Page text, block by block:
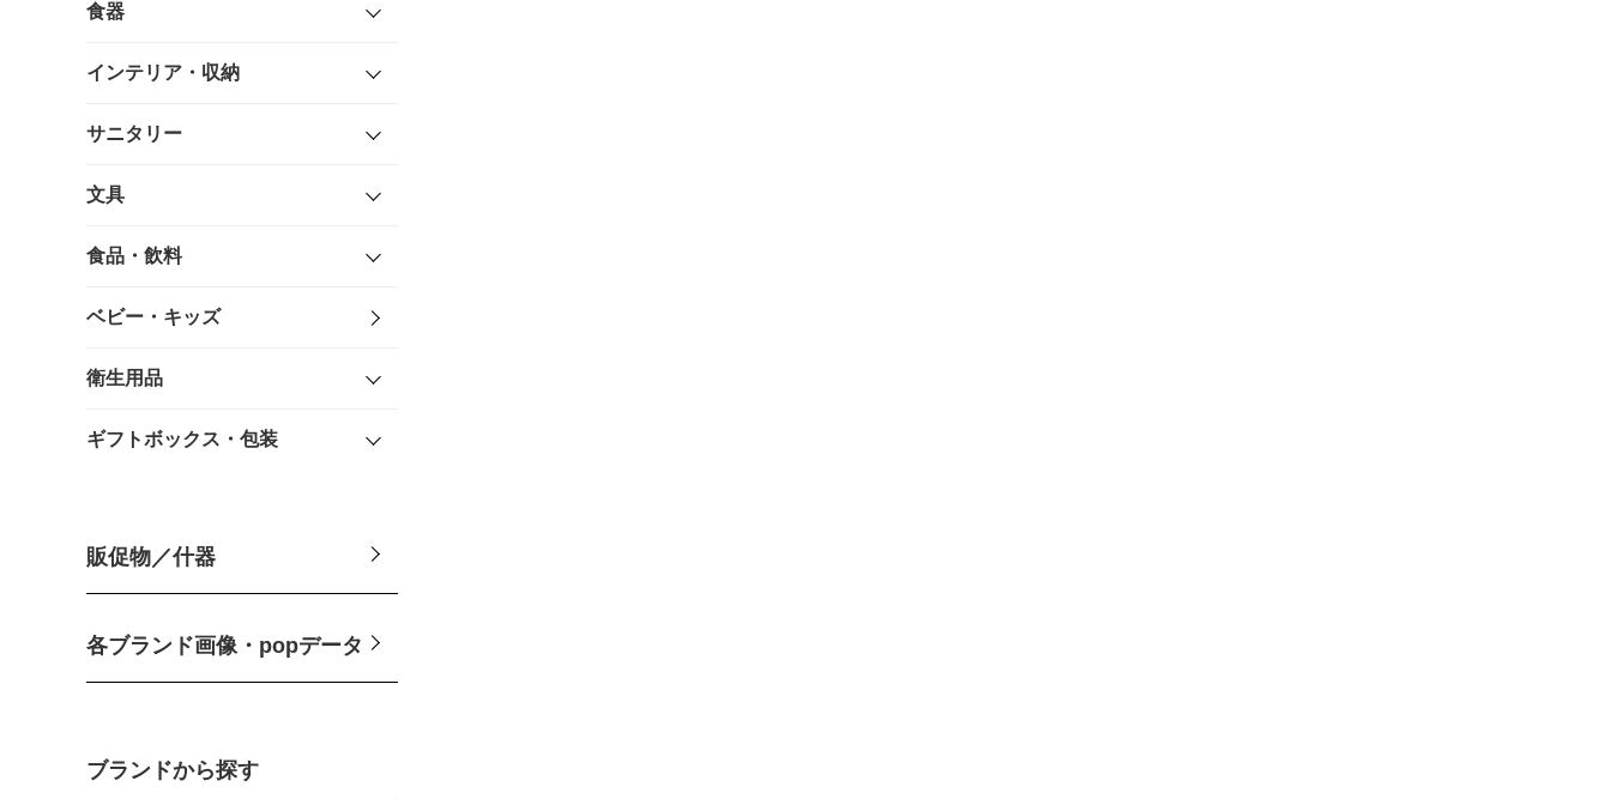
食器
インテリア・収納
サニタリー
文具
食品・飲料
ベビー・キッズ
衛生用品
ギフトボックス・包装
販促物／什器
各ブランド画像・popデータ
ブランドから探す